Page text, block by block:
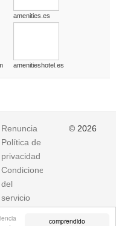
comprendido
amenities.es
amenitieshotel.es
Renuncia
Política de
privacidad
Condiciones
del
servicio
© 2026